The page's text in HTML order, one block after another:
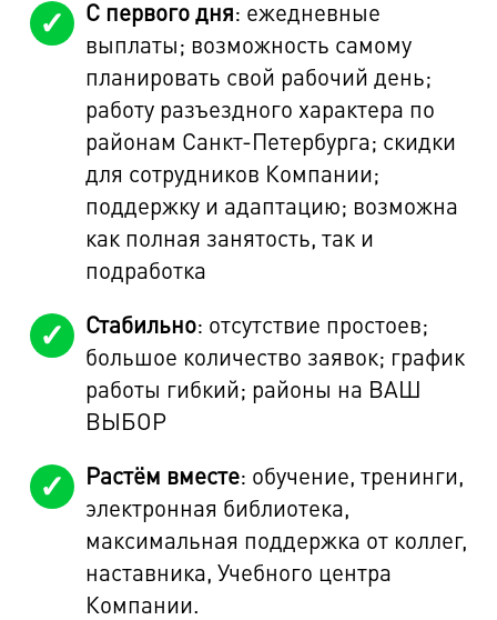
С первого дня: ежедневные
выплаты; возможность самому
планировать свой рабочий день;
работу разъездного характера по
районам Санкт-Петербурга; скидки
для сотрудников Компании;
поддержку и адаптацию; возможна
как полная занятость, так и
подработка
Стабильно: отсутствие простоев;
большое количество заявок; график
работы гибкий; районы на ВАШ
ВЫБОР
Растём вместе: обучение, тренинги,
электронная библиотека,
максимальная поддержка от коллег,
наставника, Учебного центра
Компании.